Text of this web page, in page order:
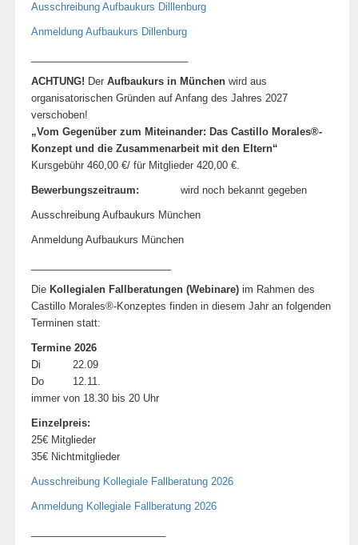
Ausschreibung Aufbaukurs Dilllenburg
Anmeldung Aufbaukurs Dillenburg
ACHTUNG! Der Aufbaukurs in Münchenwird aus
organisatorischen Gründen auf Anfang des Jahres 2027
verschoben!
„Vom Gegenüber zum Miteinander: Das Castillo Morales®-
Konzept und die Zusammenarbeit mit den Eltern“
Kursgebühr 460,00 €/ für Mitglieder 420,00 €.
Bewerbungszeitraum:wird noch bekannt gegeben
Ausschreibung Aufbaukurs München
Anmeldung Aufbaukurs München
Die Kollegialen Fallberatungen (Webinare) im Rahmen des
Castillo Morales®-Konzeptes finden in diesem Jahr an folgenden
Terminen statt:
Termine 2026
Di 22.09
Do 12.11.
immer von 18.30 bis 20 Uhr
Einzelpreis:
25€ Mitglieder
35€ Nichtmitglieder
Ausschreibung Kollegiale Fallberatung 2026
Anmeldung Kollegiale Fallberatung 2026